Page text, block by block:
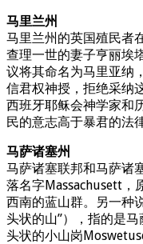
马里兰州
马里兰州的英国殖民者
查理一世的妻子亨丽埃
议将其命名为马里亚纳
信君权神授，拒绝采纳
西班牙耶稣会神学家和
民的意志高于暴君的法律
马萨诸塞州
马萨诸塞联邦和马萨诸
落名字Massachusett，
西南的蓝山群。另一种
头状的山”），指的是
头状的小山岗